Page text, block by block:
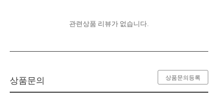
관련상품 리뷰가 없습니다.
상품문의 상품문의등록